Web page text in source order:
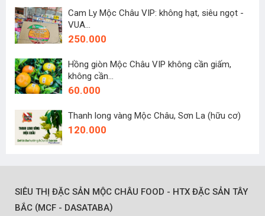
Cam Ly Mộc Châu VIP: không hạt, siêu ngọt -
VUA...
250.000
Hồng giòn Mộc Châu VIP không cần giấm,
không cần...
60.000
Thanh long vàng Mộc Châu, Sơn La (hữu cơ)
120.000
SIÊU THỊ ĐẶC SẢN MỘC CHÂU FOOD - HTX ĐẶC SẢN TÂY
BẮC (MCF - DASATABA)